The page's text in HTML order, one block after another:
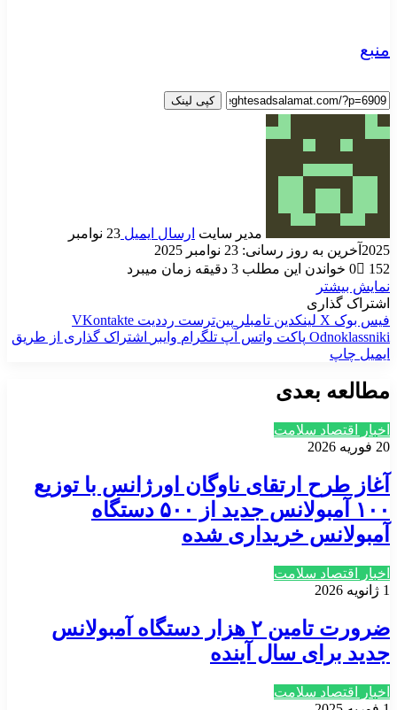
منبع
کپی لینک
مدیر سایت ارسال ایمیل
23 نوامبر
2025 آخرین به روز رسانی: 23 نوامبر 2025
0
152
خواندن این مطلب 3 دقیقه زمان میبرد
نمایش بیشتر
اشتراک گذاری
فیس بوک X لینکدین ‫تامبلر ‫پین‌ترست ‫رددیت ‫VKontakte
‫Odnoklassniki پاکت واتس آپ تلگرام وایبر
اشتراک گذاری از طریق
ایمیل چاپ
مطالعه بعدی
اخبار اقتصاد سلامت
20 فوریه 2026
آغاز طرح ارتقای ناوگان اورژانس با توزیع
۱۰۰ آمبولانس جدید از ۵۰۰ دستگاه
آمبولانس خریداری شده
اخبار اقتصاد سلامت
1 ژانویه 2026
ضرورت تامین ۲ هزار دستگاه آمبولانس
جدید برای سال آینده
اخبار اقتصاد سلامت